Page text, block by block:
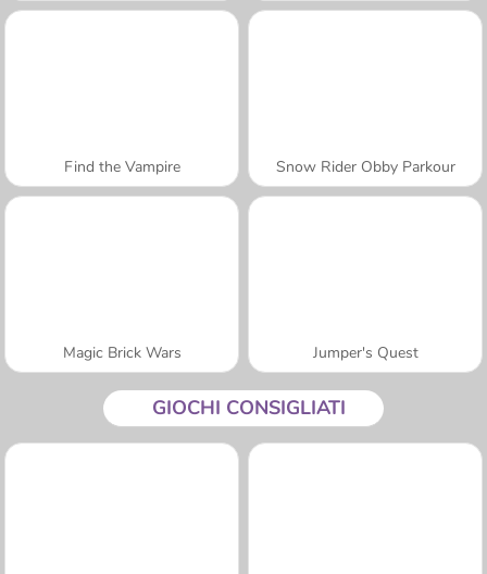
Find the Vampire Snow Rider Obby Parkour
Magic Brick Wars Jumper's Quest
GIOCHI CONSIGLIATI